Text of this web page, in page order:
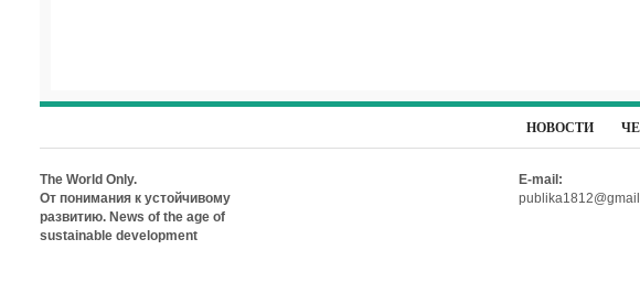
НОВОСТИ
The World Only.
От понимания к устойчивому
развитию. News of the age of
sustainable development
E-mail: